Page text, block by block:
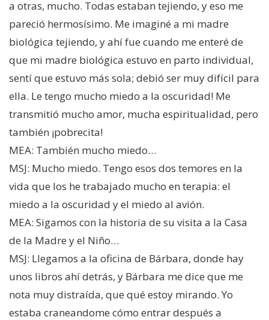
a otras, mucho. Todas estaban tejiendo, y eso me
pareció hermosísimo. Me imaginé a mi madre
biológica tejiendo, y ahí fue cuando me enteré de
que mi madre biológica estuvo en parto individual,
sentí que estuvo más sola; debió ser muy difícil para
ella. Le tengo mucho miedo a la oscuridad! Me
transmitió mucho amor, mucha espiritualidad, pero
también ¡pobrecita!
MEA: También mucho miedo…
MSJ: Mucho miedo. Tengo esos dos temores en la
vida que los he trabajado mucho en terapia: el
miedo a la oscuridad y el miedo al avión.
MEA: Sigamos con la historia de su visita a la Casa
de la Madre y el Niño…
MSJ: Llegamos a la oficina de Bárbara, donde hay
unos libros ahí detrás, y Bárbara me dice que me
nota muy distraída, que qué estoy mirando. Yo
estaba craneandome cómo entrar después a